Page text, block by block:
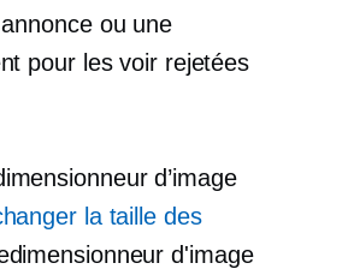
ou une
pour les voir rejetées
d’image
la taille des
d'image